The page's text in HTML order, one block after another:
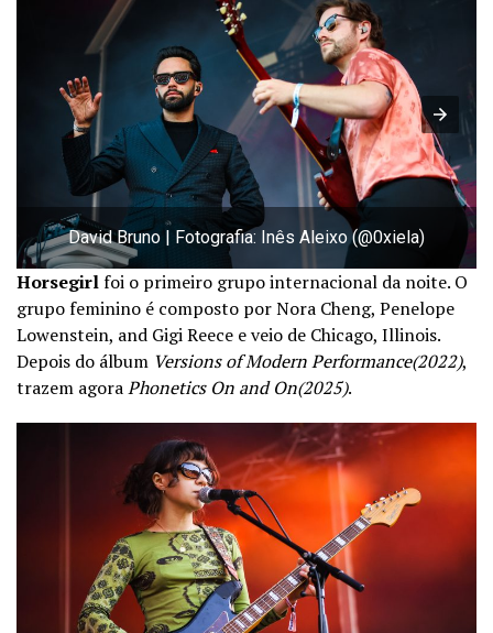
David Bruno | Fotografia: Inês Aleixo (@0xiela)
Horsegirlfoi o primeiro grupo internacional da noite. O
grupo feminino é composto por Nora Cheng, Penelope
Lowenstein, and Gigi Reece e veio de Chicago, Illinois.
Depois do álbum Versions of Modern Performance(2022),
trazem agoraPhonetics On and On(2025).